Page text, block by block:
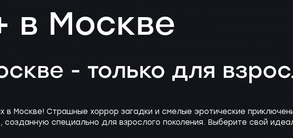
эротические
о квестах тимбилдинг
контакты
в Москве
- только для
в Москве! Страшные хоррор загадки и смелые эротические
созданную специально для взрослого поколения. Выберите свой